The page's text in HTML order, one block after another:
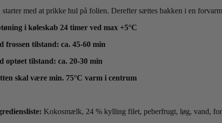
starter med at prikke hul på folien. Derefter sættes bakken i en
i køleskab 24 timer ved max +5°C
frossen tilstand: ca. 45-60 min
optøet tilstand: ca. 20-30 min
skal være min. 75°C varm i centrum
Kokosmælk, 24 % kylling filet, peberfrugt, løg, vand,